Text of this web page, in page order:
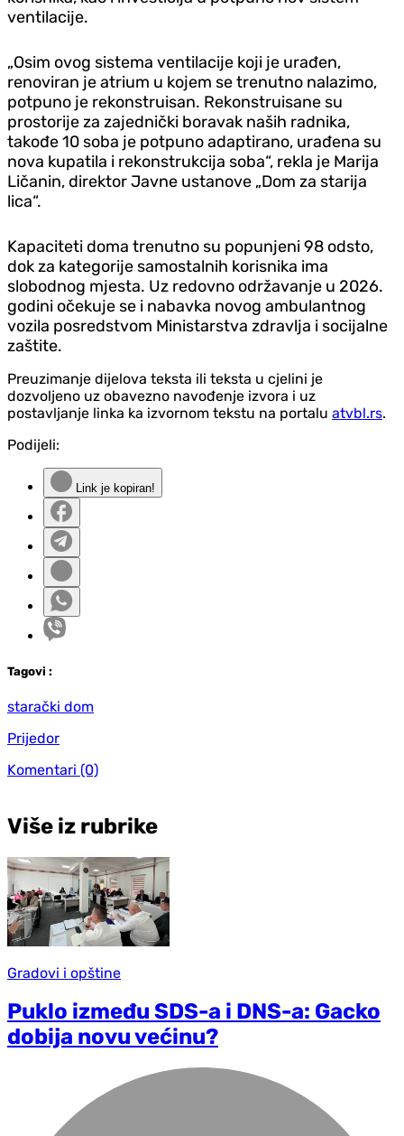
ventilacije.
„Osim ovog sistema ventilacije koji je urađen,
renoviran je atrium u kojem se trenutno nalazimo,
potpuno je rekonstruisan. Rekonstruisane su
prostorije za zajednički boravak naših radnika,
takođe 10 soba je potpuno adaptirano, urađena su
nova kupatila i rekonstrukcija soba“, rekla je Marija
Ličanin, direktor Javne ustanove „Dom za starija
lica“.
Kapaciteti doma trenutno su popunjeni 98 odsto,
dok za kategorije samostalnih korisnika ima
slobodnog mjesta. Uz redovno održavanje u 2026.
godini očekuje se i nabavka novog ambulantnog
vozila posredstvom Ministarstva zdravlja i socijalne
zaštite.
Preuzimanje dijelova teksta ili teksta u cjelini je
dozvoljeno uz obavezno navođenje izvora i uz
postavljanje linka ka izvornom tekstu na portalu atvbl.rs.
Podijeli:
Link je kopiran!
Tagovi :
starački dom
Prijedor
Komentari (0)
Više iz rubrike
Gradovi i opštine
Puklo između SDS-a i DNS-a: Gacko
dobija novu većinu?